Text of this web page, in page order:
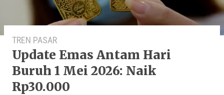
TREN PASAR
Update Emas Antam Hari
Buruh 1 Mei 2026: Naik
Rp30.000